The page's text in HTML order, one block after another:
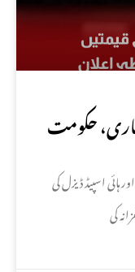
جاری، حکومت
ہائی اسپیڈ ڈیزل کی
کی